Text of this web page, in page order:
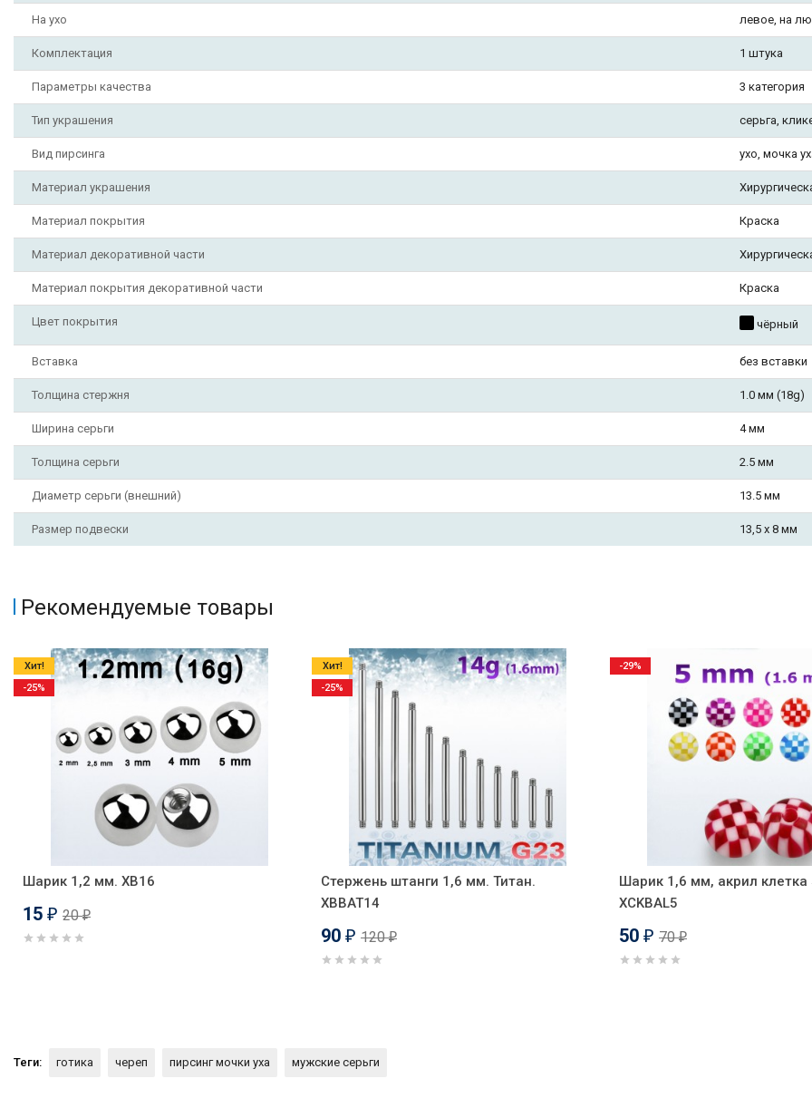
На ухо левое, на
Комплектация 1 штука
Параметры качества 3 категория
Тип украшения серьга,
Вид пирсинга ухо, мочка
Материал украшения
Материал покрытия Краска
Материал декоративной части
Материал покрытия декоративной части Краска
Цвет покрытия чёрный
Вставка без вставки
Толщина стержня 1.0 мм (18g)
Ширина серьги 4 мм
Толщина серьги 2.5 мм
Диаметр серьги (внешний) 13.5 мм
Размер подвески 13,5 х 8 мм
Рекомендуемые товары
Шарик 1,2 мм. XB16
15 ₽ 20₽
Хит!
-25%
Стержень штанги 1,6 мм. Титан.
XBBAT14
90 ₽ 120₽
Хит!
-25%
Шарик 1,6 мм, акрил
XCKBAL5
50 ₽ 70₽
-29%
Теги: готика череп пирсинг мочки уха мужские серьги